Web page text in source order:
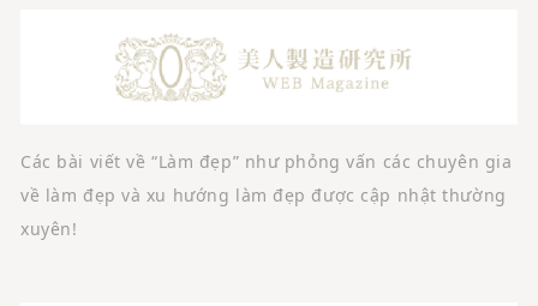
Các bài viết về “Làm đẹp” như phỏng vấn các chuyên gia
về làm đẹp và xu hướng làm đẹp được cập nhật thường
xuyên!